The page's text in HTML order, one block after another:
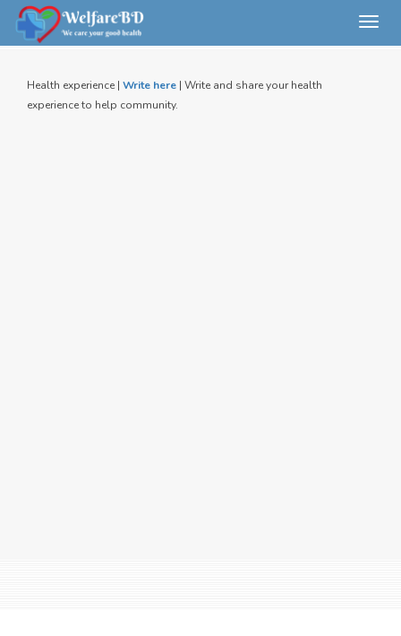
Health experience | Write here | Write and share your health
experience to help community.